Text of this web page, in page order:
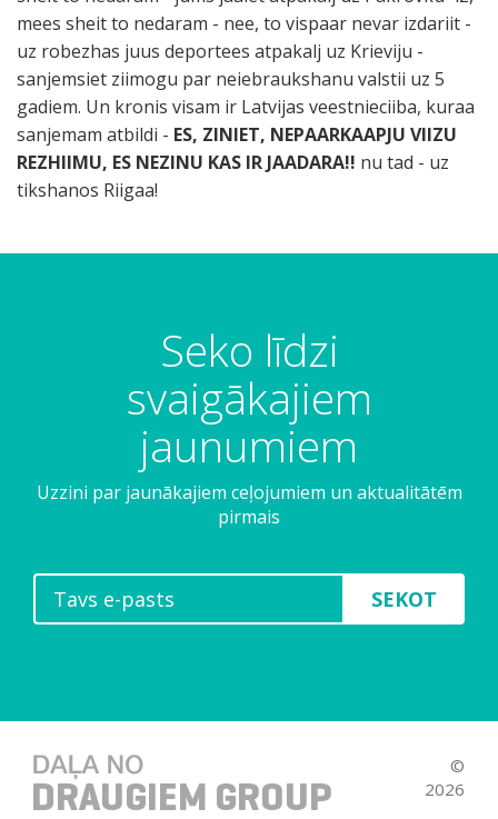
mees sheit to nedaram - nee, to vispaar nevar izdariit -
uz robezhas juus deportees atpakalj uz Krieviju -
sanjemsiet ziimogu par neiebraukshanu valstii uz 5
gadiem. Un kronis visam ir Latvijas veestnieciiba, kuraa
sanjemam atbildi - ES, ZINIET, NEPAARKAAPJU VIIZU
REZHIIMU, ES NEZINU KAS IR JAADARA!! nu tad - uz
tikshanos Riigaa!
Seko līdzi
svaigākajiem
jaunumiem
Uzzini par jaunākajiem ceļojumiem un aktualitātēm
pirmais
SEKOT
©
2026